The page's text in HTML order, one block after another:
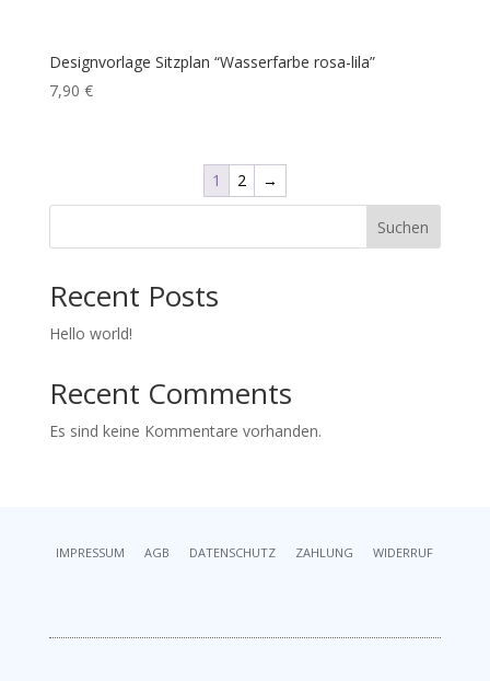
Designvorlage Sitzplan “Wasserfarbe rosa-lila”
7,90 €
1 2 →
Suchen
Recent Posts
Hello world!
Recent Comments
Es sind keine Kommentare vorhanden.
IMPRESSUM AGB DATENSCHUTZ ZAHLUNG WIDERRUF